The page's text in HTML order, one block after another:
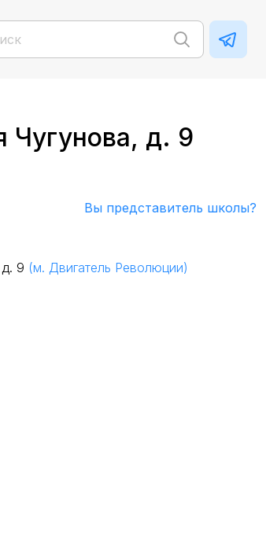
д. 9
Вы представитель школы?
9 (м. Двигатель Революции)